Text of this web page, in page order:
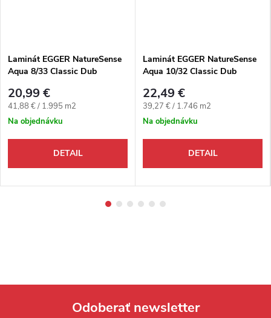
Laminát EGGER NatureSense
Aqua 8/33 Classic Dub
20,99 €
Jednotková cena:
41,88 € / 1.995 m2
Na objednávku
DETAIL
Laminát EGGER NatureSense
Aqua 10/32 Classic Dub
22,49 €
Jednotková cena:
39,27 € / 1.746 m2
Na objednávku
DETAIL
Odoberať newsletter